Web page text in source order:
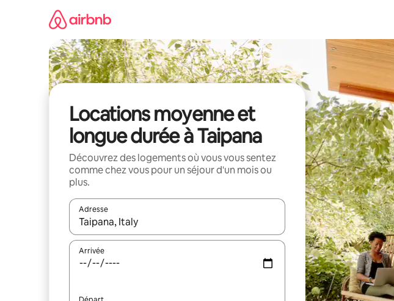
Locations moyenne et
longue durée à Taipana
Découvrez des logements où vous vous sentez
comme chez vous pour un séjour d'un mois ou
plus.
Adresse
Lorsque les résultats s'affichent, utilisez les flèches vers le haut et vers le bas
Arrivée